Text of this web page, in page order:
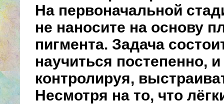
На первоначальной
не наносите на основу
пигмента. Задача
научиться постепенно, и
контролируя,
Несмотря на то, что